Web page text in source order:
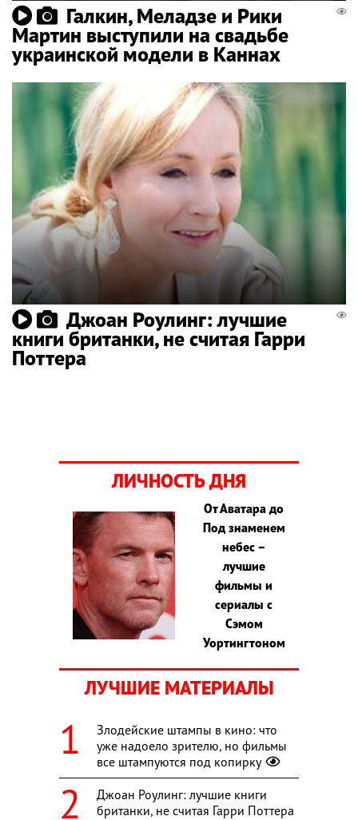
Галкин, Меладзе и Рики
Мартин выступили на свадьбе
украинской модели в Каннах
Джоан Роулинг: лучшие
книги британки, не считая Гарри
Поттера
ЛИЧНОСТЬ ДНЯ
От Аватара до
Под знаменем
небес –
лучшие
фильмы и
сериалы с
Сэмом
Уортингтоном
ЛУЧШИЕ МАТЕРИАЛЫ
Злодейские штампы в кино: что
уже надоело зрителю, но фильмы
все штампуются под копирку
Джоан Роулинг: лучшие книги
британки, не считая Гарри Поттера